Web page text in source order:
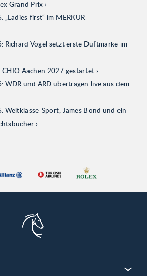
Grand Prix
„Ladies first“ im MERKUR
Richard Vogel setzt erste Duftmarke im
Aachen 2027 gestartet
WDR und ARD übertragen live aus dem
Weltklasse-Sport, James Bond und ein